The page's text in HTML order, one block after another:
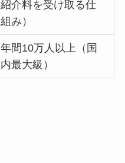
紹介料を受け取る仕
組み）
年間10万人以上（国
内最大級）